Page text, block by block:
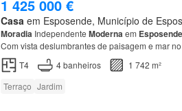
1 425 000 €
Casaem Esposende, Município de
Moradia Independente Modernaem Esposende
Com vista deslumbrantes de paisagem e mar
T4
4banheiros
1 742 m²
Terraço Jardim